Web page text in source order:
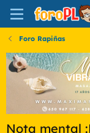
Foro Rapiñas
Nota mental